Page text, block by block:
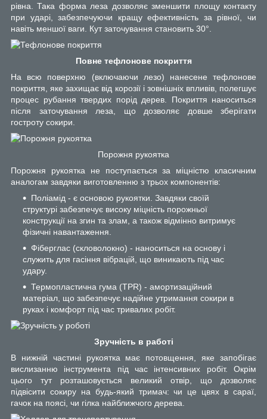
рівна. Така форма леза дозволяє зменшити площу контакту
при ударі, забезпечуючи кращу ефективність за рівної, чи
навіть меншої ваги. Кут заточування становить 30°.
Повне тефлонове покриття
На всю поверхню (включаючи лезо) нанесене тефлонове
покриття, яке захищає від корозії і зовнішніх впливів, полегшує
процес рубання твердих порід дерев. Покриття наноситься
після заточування леза, що дозволяє довше зберігати
гостроту сокири.
Порожня рукоятка
Порожня рукоятка не поступається за міцністю класичним
аналогам завдяки виготовленню з трьох компонентів:
Поліамід - є основою рукоятки. Завдяки своїй
структурі забезпечує високу міцність порожньої
конструкції на згин та злам, а також відмінно витримує
фізичні навантаження.
Фіберглас (скловолокно) - наноситься на основу і
служить для гасіння вібрацій, що виникають під час
удару.
Термопластична гума (TPR) - амортизаційний
матеріал, що забезпечує надійне утримання сокири в
руках і комфорт під час тривалих робіт.
Зручність в работі
В нижній частині рукоятка має потовщення, яке запобігає
вислизанню інструмента під час інтенсивних робіт. Окрім
цього тут розташовується великий отвір, що дозволяє
підвісити сокиру на будь-який тримач: чи це цвях в сараї,
гачок на поясі, чи гілка найближчого дерева.